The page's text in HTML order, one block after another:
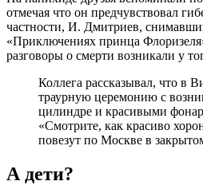
отмечая что он предчувствовал
частности, И. Дмитриев,
«Приключениях принца
разговоры о смерти возникали у
Коллега рассказывал, что в
траурную церемонию с
цилиндре и красивыми
«Смотрите, как красиво
повезут по Москве в
А дети?